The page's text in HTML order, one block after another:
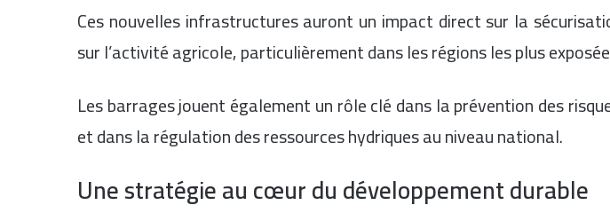
Ces nouvelles infrastructures auront un impact direct sur la
sur l’activité agricole, particulièrement dans les régions les plus
Les barrages jouent également un rôle clé dans la prévention des
et dans la régulation des ressources hydriques au niveau national.
Une stratégie au cœur du développement durable